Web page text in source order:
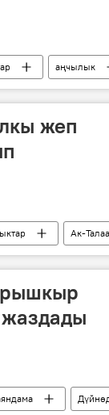
аңчылык
жеп
Ак-Талаа